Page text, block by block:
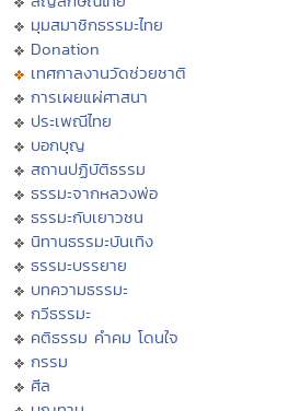
มุมสมาชิกธรรมะไทย
Donation
เทศกาลงานวัดช่วยชาติ
การเผยแผ่ศาสนา
ประเพณีไทย
บอกบุญ
สถานปฏิบัติธรรม
ธรรมะจากหลวงพ่อ
ธรรมะกับเยาวชน
นิทานธรรมะบันเทิง
ธรรมะบรรยาย
บทความธรรมะ
กวีธรรมะ
คติธรรม คำคม โดนใจ
กรรม
ศีล